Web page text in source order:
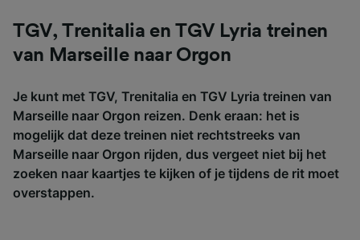
TGV, Trenitalia en TGV Lyria treinen
van Marseille naar Orgon
Je kunt met TGV, Trenitalia en TGV Lyria treinen van
Marseille naar Orgon reizen. Denk eraan: het is
mogelijk dat deze treinen niet rechtstreeks van
Marseille naar Orgon rijden, dus vergeet niet bij het
zoeken naar kaartjes te kijken of je tijdens de rit moet
overstappen.